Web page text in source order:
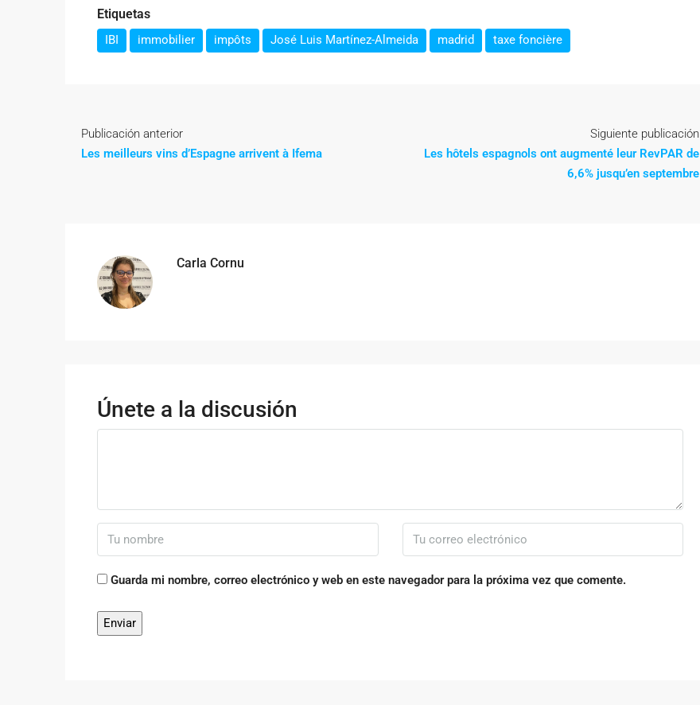
Etiquetas
IBI immobilier impôts José Luis Martínez-Almeida madrid taxe foncière
Publicación anterior
Les meilleurs vins d’Espagne arrivent à Ifema
Siguiente publicación
Les hôtels espagnols ont augmenté leur RevPAR de
6,6% jusqu’en septembre
Carla Cornu
Únete a la discusión
Guarda mi nombre, correo electrónico y web en este navegador para la próxima vez que comente.